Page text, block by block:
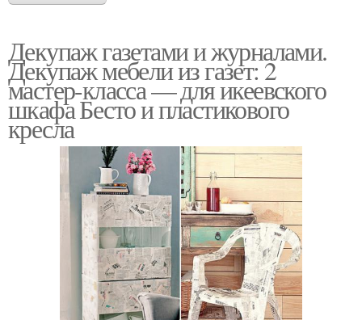
Декупаж газетами и журналами.
Декупаж мебели из газет: 2
мастер-класса — для икеевского
шкафа Бесто и пластикового
кресла